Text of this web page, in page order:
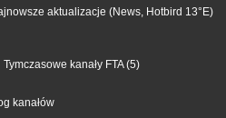
aktualizacje (News, Hotbird 13°E)
Tymczasowe kanały FTA (5)
kanałów